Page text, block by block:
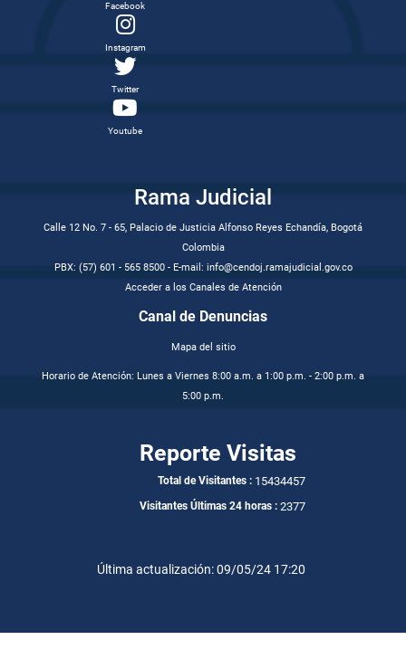
Facebook
Instagram
Twitter
Youtube
Rama Judicial
Calle 12 No. 7 - 65, Palacio de Justicia Alfonso Reyes Echandía, Bogotá
Colombia
PBX: (57) 601 - 565 8500 - E-mail: info@cendoj.ramajudicial.gov.co
Acceder a los Canales de Atención
Canal de Denuncias
Mapa del sitio
Horario de Atención: Lunes a Viernes 8:00 a.m. a 1:00 p.m. - 2:00 p.m. a
5:00 p.m.
Reporte Visitas
Total de Visitantes : 15434457
Visitantes Últimas 24 horas : 2377
Última actualización: 09/05/24 17:20